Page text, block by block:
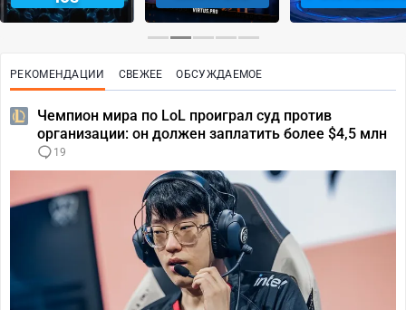
РЕКОМЕНДАЦИИ СВЕЖЕЕ ОБСУЖДАЕМОЕ
Чемпион мира по LoL проиграл суд против
организации: он должен заплатить более $4,5 млн
19